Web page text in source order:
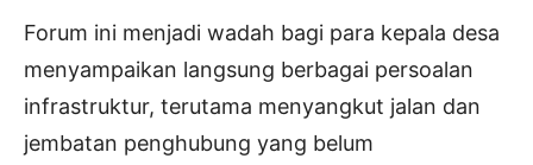
Forum ini menjadi wadah bagi para kepala desa
menyampaikan langsung berbagai persoalan
infrastruktur, terutama menyangkut jalan dan
jembatan penghubung yang belum